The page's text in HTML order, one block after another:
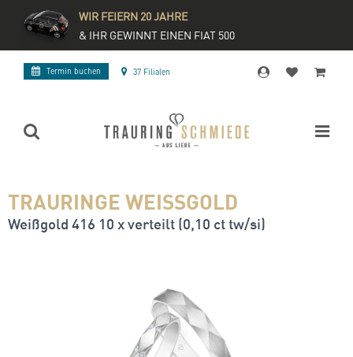
WIR FEIERN 20 JAHRE
& IHR GEWINNT EINEN FIAT 500
Termin buchen 37 Filialen
TRAURINGE WEISSGOLD
Weißgold 416 10 x verteilt (0,10 ct tw/si)